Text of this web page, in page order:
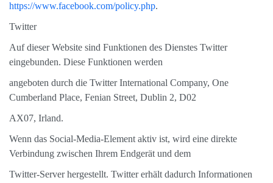
https://www.facebook.com/policy.php.
Twitter
Auf dieser Website sind Funktionen des Dienstes Twitter
eingebunden. Diese Funktionen werden
angeboten durch die Twitter International Company, One
Cumberland Place, Fenian Street, Dublin 2, D02
AX07, Irland.
Wenn das Social-Media-Element aktiv ist, wird eine direkte
Verbindung zwischen Ihrem Endgerät und dem
Twitter-Server hergestellt. Twitter erhält dadurch Informationen